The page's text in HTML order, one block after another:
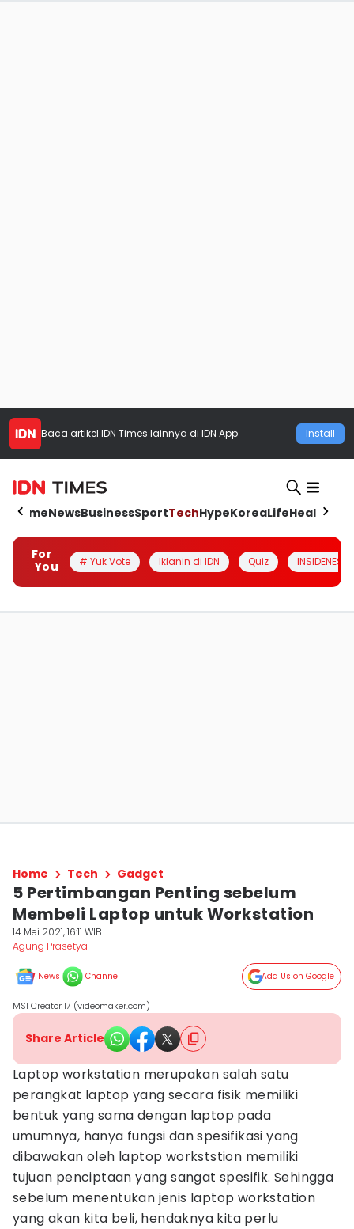
Baca artikel IDN Times lainnya di IDN App Install
HomeNewsBusinessSportTechHypeKoreaLifeHealth
For
You
# Yuk Vote Iklanin di IDN Quiz INSIDENESIA
Home Tech Gadget
5 Pertimbangan Penting sebelum
Membeli Laptop untuk Workstation
14 Mei 2021, 16:11 WIB
Agung Prasetya
News Channel Add Us on Google
MSI Creator 17 (videomaker.com)
Share Article
Laptop workstation merupakan salah satu
perangkat laptop yang secara fisik memiliki
bentuk yang sama dengan laptop pada
umumnya, hanya fungsi dan spesifikasi yang
dibawakan oleh laptop workststion memiliki
tujuan penciptaan yang sangat spesifik. Sehingga
sebelum menentukan jenis laptop workstation
yang akan kita beli, hendaknya kita perlu